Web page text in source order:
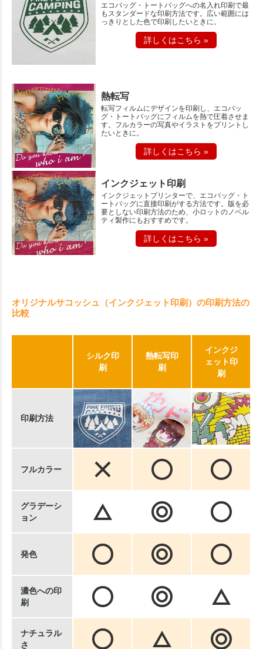
エコバッグ・トートバッグへの名入れ印刷で最
もスタンダードな印刷方法です。広い範囲には
っきりとした色で印刷したいときに。
詳しくはこちら »
熱転写
転写フィルムにデザインを印刷し、エコバッ
グ・トートバッグにフィルムを熱で圧着させま
す。フルカラーの写真やイラストをプリントし
たいときに。
詳しくはこちら »
インクジェット印刷
インクジェットプリンターで、エコバッグ・ト
ートバッグに直接印刷がする方法です。版を必
要としない印刷方法のため、小ロットのノベル
ティ製作にもおすすめです。
詳しくはこちら »
オリジナルサコッシュ（インクジェット印刷）の印刷方法の
比較
シルク印
刷
熱転写印
刷
インクジ
ェット印
刷
印刷方法
フルカラー
グラデーシ
ョン
発色
濃色への印
刷
ナチュラル
さ